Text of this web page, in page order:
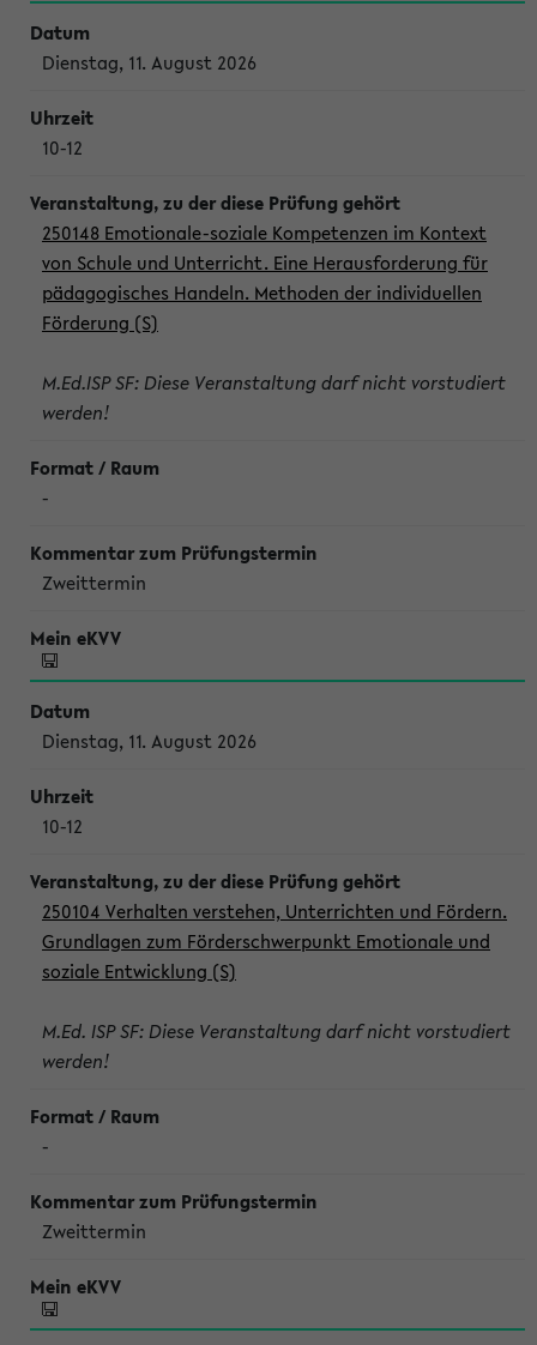
Dienstag, 11. August 2026
10-12
250148 Emotionale-soziale Kompetenzen im Kontext
von Schule und Unterricht. Eine Herausforderung für
pädagogisches Handeln. Methoden der individuellen
Förderung (S)
M.Ed.ISP SF: Diese Veranstaltung darf nicht vorstudiert
werden!
-
Zweittermin
Dienstag, 11. August 2026
10-12
250104 Verhalten verstehen, Unterrichten und Fördern.
Grundlagen zum Förderschwerpunkt Emotionale und
soziale Entwicklung (S)
M.Ed. ISP SF: Diese Veranstaltung darf nicht vorstudiert
werden!
-
Zweittermin